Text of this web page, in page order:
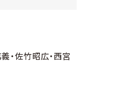
・佐竹昭広・西宮